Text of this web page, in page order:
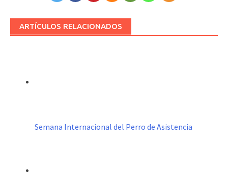
ARTÍCULOS RELACIONADOS
Semana Internacional del Perro de Asistencia